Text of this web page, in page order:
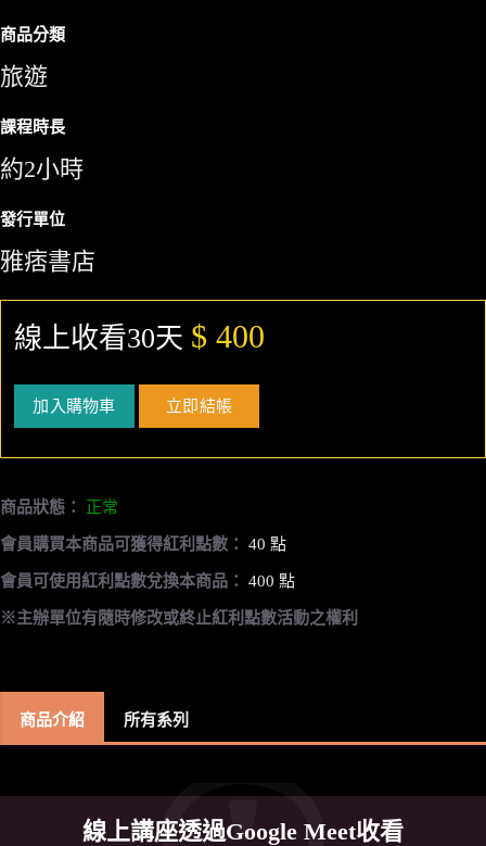
商品分類
旅遊
課程時長
約2小時
發行單位
雅痞書店
線上收看30天 $ 400
加入購物車 立即結帳
商品狀態： 正常
會員購買本商品可獲得紅利點數： 40 點
會員可使用紅利點數兌換本商品： 400 點
※主辦單位有隨時修改或終止紅利點數活動之權利
商品介紹 所有系列
線上講座透過Google Meet收看